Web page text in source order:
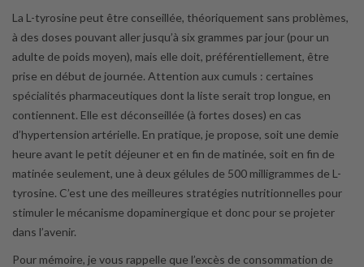
La L-tyrosine peut être conseillée, théoriquement sans problèmes,
à des doses pouvant aller jusqu’à six grammes par jour (pour un
adulte de poids moyen), mais elle doit, préférentiellement, être
prise en début de journée. Attention aux cumuls : certaines
spécialités pharmaceutiques dont la liste serait trop longue, en
contiennent. Elle est déconseillée (à fortes doses) en cas
d’hypertension artérielle. En pratique, je propose, soit une demie
heure avant le petit déjeuner et en fin de matinée, soit en fin de
matinée seulement, une à deux gélules de 500 milligrammes de L-
tyrosine. C’est une des meilleures stratégies nutritionnelles pour
stimuler le mécanisme dopaminergique et donc pour se projeter
dans l’avenir.
Pour mémoire, je vous rappelle que l’excès de consommation de